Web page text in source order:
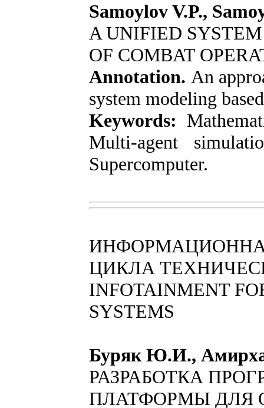
Samoylov V.P.,
A UNIFIED
OF COMBAT
Annotation. An
system modeling
Keywords:
Multi-agent
Supercomputer.
ЦИКЛА
INFOTAINMENT
SYSTEMS
Буряк Ю.И.,
РАЗРАБОТКА
ПЛАТФОРМЫ ДЛЯ